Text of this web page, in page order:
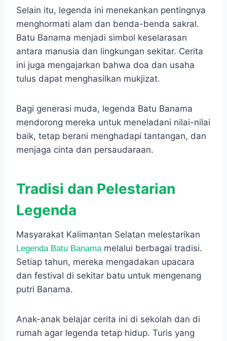
Selain itu, legenda ini menekankan pentingnya
menghormati alam dan benda-benda sakral.
Batu Banama menjadi simbol keselarasan
antara manusia dan lingkungan sekitar. Cerita
ini juga mengajarkan bahwa doa dan usaha
tulus dapat menghasilkan mukjizat.
Bagi generasi muda, legenda Batu Banama
mendorong mereka untuk meneladani nilai-nilai
baik, tetap berani menghadapi tantangan, dan
menjaga cinta dan persaudaraan.
Tradisi dan Pelestarian
Legenda
Masyarakat Kalimantan Selatan melestarikan
Legenda Batu Banamamelalui berbagai tradisi.
Setiap tahun, mereka mengadakan upacara
dan festival di sekitar batu untuk mengenang
putri Banama.
Anak-anak belajar cerita ini di sekolah dan di
rumah agar legenda tetap hidup. Turis yang